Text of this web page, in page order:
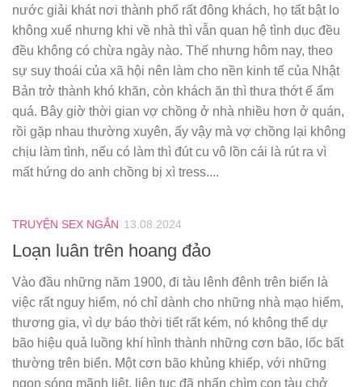
nước giải khát nơi thành phố rất đông khách, họ tất bật lo
không xuể nhưng khi về nhà thì vẫn quan hệ tình dục đều
đều không có chừa ngày nào. Thế nhưng hôm nay, theo
sự suy thoái của xã hội nên làm cho nền kinh tế của Nhật
Bản trở thành khó khăn, còn khách ăn thì thưa thớt ế ẩm
quá. Bây giờ thời gian vợ chồng ở nhà nhiều hơn ở quán,
rồi gặp nhau thường xuyên, ấy vậy mà vợ chồng lại không
chịu làm tình, nếu có làm thì đút cu vô lồn cái là rút ra vì
mất hứng do anh chồng bị xì tress....
TRUYỆN SEX NGẮN 13.08.2024
Loạn luân trên hoang đảo
Vào đầu những năm 1900, đi tàu lênh đênh trên biển là
việc rất nguy hiểm, nó chỉ dành cho những nhà mạo hiểm,
thương gia, vì dự báo thời tiết rất kém, nó không thể dự
bão hiệu quả luồng khí hình thành những cơn bão, lốc bất
thường trên biển. Một cơn bão khủng khiếp, với những
ngọn sóng mãnh liệt, liên tục đã nhấn chìm con tàu chở